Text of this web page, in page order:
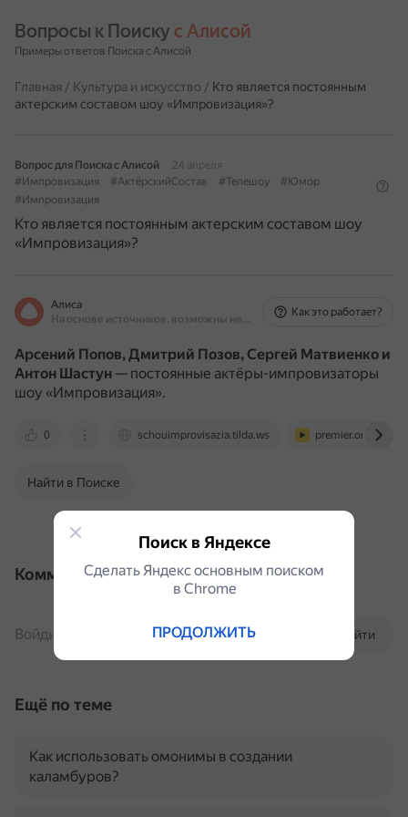
Вопросы к Поиску с Алисой
Примеры ответов Поиска с Алисой
Главная / Культура и искусство / Кто является постоянным
актерским составом шоу «Импровизация»?
Вопрос для Поиска с Алисой
24 апреля
#Импровизация
#АктёрскийСостав #Телешоу
#Юмор
#Импровизация
Кто является постоянным актерским составом шоу
«Импровизация»?
Алиса
На основе источников, возможны неточности
Как это работает?
Арсений Попов, Дмитрий Позов, Сергей Матвиенко и
Антон Шастун — постоянные актёры-импровизаторы
шоу «Импровизация».
0 schouimprovisazia.tilda.ws premier.one
Найти в Поиске
Комментарии
Войти
Войдите, чтобы комментировать
Ещё по теме
Как использовать омонимы в создании
каламбуров?
Поиск в Яндексе
Сделать Яндекс основным поиском
в Сhrome
ПРОДОЛЖИТЬ